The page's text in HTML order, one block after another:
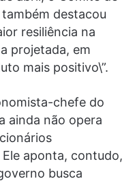
destacou
resiliência na
projetada, em
mais positivo\”.
chefe do
ainda não opera
aponta, contudo,
busca